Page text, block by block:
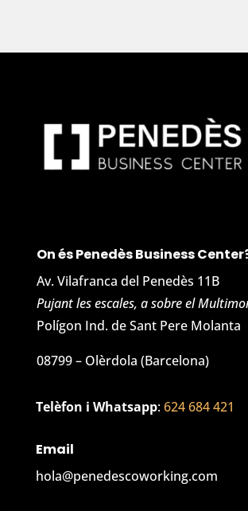
On és Penedès Business
Av. Vilafranca del Penedès 11B
Pujant les escales, a sobre el
Polígon Ind. de Sant Pere Molanta
08799 – Olèrdola (Barcelona)
Telèfon i Whatsapp:624 684 421
Email
hola@penedescoworking.com